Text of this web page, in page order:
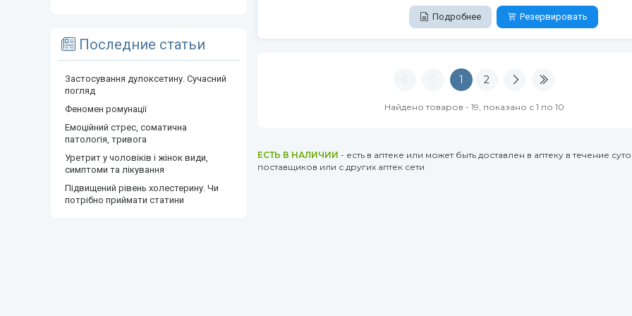
Последние статьи
Застосування дулоксетину. Сучасний
погляд
Феномен ромунації
Емоційний стрес, соматична
патологія, тривога
Уретрит у чоловіків і жінок види,
симптоми та лікування
Підвищений рівень холестерину. Чи
потрібно приймати статини
Подробнее Резервировать
1 2
Найдено товаров - 19, показано с 1 по 10
ЕСТЬ В НАЛИЧИИ - есть в аптеке или может быть доставлен в аптеку в течение
поставщиков или с других аптек сети